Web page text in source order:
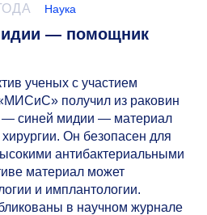
Наука
— помощник
ученых с участием
получил из раковин
— синей мидии — материал
Он безопасен для
антибактериальными
материал может
и имплантологии.
в научном журнале